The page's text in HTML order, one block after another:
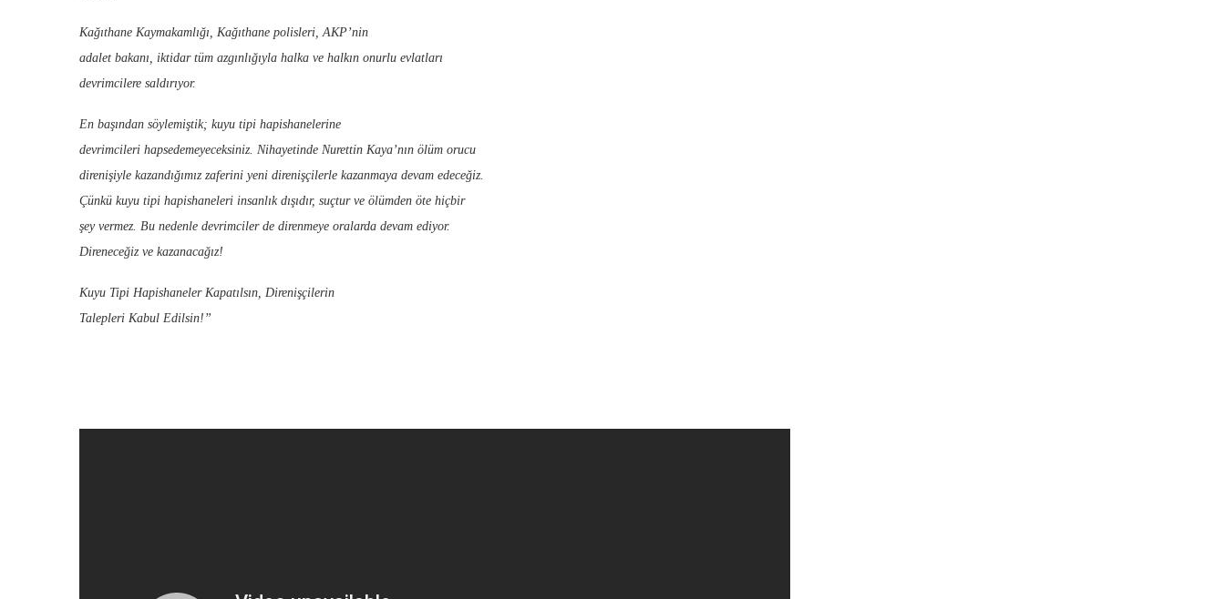
Kağıthane Kaymakamlığı, Kağıthane polisleri, AKP’nin
adalet bakanı, iktidar tüm azgınlığıyla halka ve halkın onurlu evlatları
devrimcilere saldırıyor.
En başından söylemiştik; kuyu tipi hapishanelerine
devrimcileri hapsedemeyeceksiniz. Nihayetinde Nurettin Kaya’nın ölüm orucu
direnişiyle kazandığımız zaferini yeni direnişçilerle kazanmaya devam edeceğiz.
Çünkü kuyu tipi hapishaneleri insanlık dışıdır, suçtur ve ölümden öte hiçbir
şey vermez. Bu nedenle devrimciler de direnmeye oralarda devam ediyor.
Direneceğiz ve kazanacağız!
Kuyu Tipi Hapishaneler Kapatılsın, Direnişçilerin
Talepleri Kabul Edilsin!”